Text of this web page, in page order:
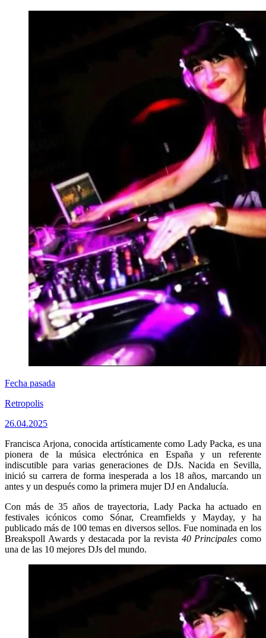
Fecha pasada
Retropolis
26.04.2025
Francisca Arjona, conocida artísticamente como Lady Packa, es una
pionera de la música electrónica en España y un referente
indiscutible para varias generaciones de DJs. Nacida en Sevilla,
inició su carrera de forma inesperada a los 18 años, marcando un
antes y un después como la primera mujer DJ en Andalucía.
Con más de 35 años de trayectoria, Lady Packa ha actuado en
festivales icónicos como Sónar, Creamfields y Mayday, y ha
publicado más de 100 temas en diversos sellos. Fue nominada en los
Breakspoll Awards y destacada por la revista 40 Principales como
una de las 10 mejores DJs del mundo.